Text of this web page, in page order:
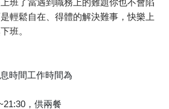
班了當遇到職務上的難題你也不會陷
輕鬆自在、得體的解決難事，快樂上
班。
時間工作時間為
，供兩餐